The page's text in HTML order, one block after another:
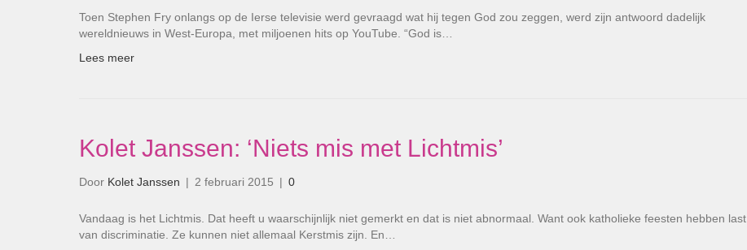
Toen Stephen Fry onlangs op de Ierse televisie werd gevraagd wat hij tegen God zou zeggen, werd zijn antwoord dadelijk
wereldnieuws in West-Europa, met miljoenen hits op YouTube. “God is…
Lees meer
Kolet Janssen: ‘Niets mis met Lichtmis’
Door Kolet Janssen | 2 februari 2015 | 0
Vandaag is het Lichtmis. Dat heeft u waarschijnlijk niet gemerkt en dat is niet abnormaal. Want ook katholieke feesten hebben last
van discriminatie. Ze kunnen niet allemaal Kerstmis zijn. En…